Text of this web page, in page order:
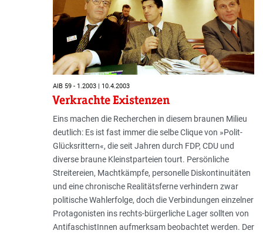
AIB 59 - 1.2003 | 10.4.2003
Verkrachte Existenzen
Eins machen die Recherchen in diesem braunen Milieu
deutlich: Es ist fast immer die selbe Clique von »Polit-
Glücksrittern«, die seit Jahren durch FDP, CDU und
diverse braune Kleinstparteien tourt. Persönliche
Streitereien, Machtkämpfe, personelle Diskontinuitäten
und eine chronische Realitätsferne verhindern zwar
politische Wahlerfolge, doch die Verbindungen einzelner
Protagonisten ins rechts-bürgerliche Lager sollten von
AntifaschistInnen aufmerksam beobachtet werden. Der